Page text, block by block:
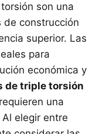
son una
de construcción
superior. Las
para
económica y
de triple torsión
una
elegir entre